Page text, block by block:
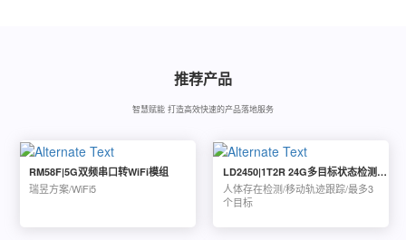
推荐产品
智慧赋能 打造高效快速的产品落地服务
RM58F|5G双频串口转WiFi模组
瑞昱方案/WiFi5
LD2450|1T2R 24G多目标状态检测雷达
人体存在检测/移动轨迹跟踪/最多3
个目标